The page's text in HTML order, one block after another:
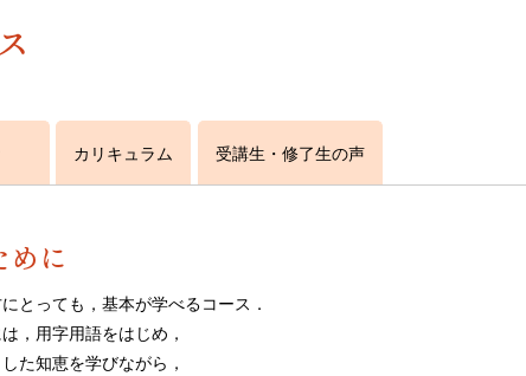
カリキュラム 受講生・修了生の声
に
とっても，基本が学べるコース．
，用字用語をはじめ，
た知恵を学びながら，